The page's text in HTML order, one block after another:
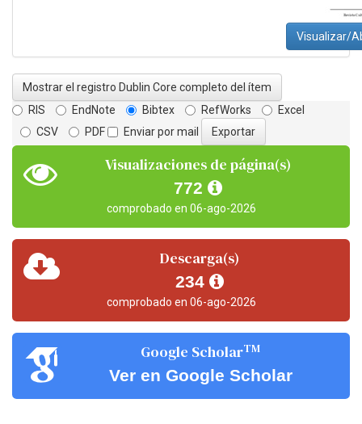
Visualizar/
Mostrar el registro Dublin Core completo del ítem
RIS
EndNote Bibtex RefWorks
Excel
CSV
PDF Enviar por mail
Visualizaciones de página(s)
772
comprobado en 06-ago-2026
Descarga(s)
234
comprobado en 06-ago-2026
Google ScholarTM
Ver en Google Scholar